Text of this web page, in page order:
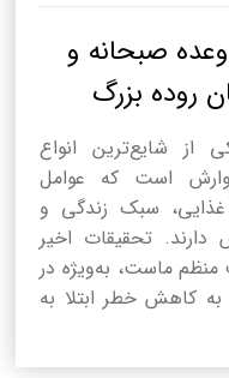
صبحانه و
روده بزرگ
از شایع‌ترین انواع
است که عوامل
غذایی، سبک زندگی و
تحقیقات اخیر
ماست، به‌ویژه در
به کاهش خطر ابتلا به